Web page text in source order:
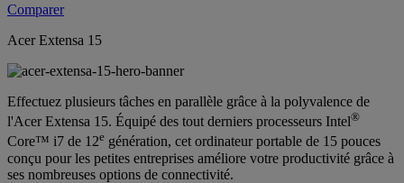
Comparer
Acer Extensa 15
Effectuez plusieurs tâches en parallèle grâce à la polyvalence de
l'Acer Extensa 15. Équipé des tout derniers processeurs Intel®
Core™ i7 de 12e génération, cet ordinateur portable de 15 pouces
conçu pour les petites entreprises améliore votre productivité grâce à
ses nombreuses options de connectivité.